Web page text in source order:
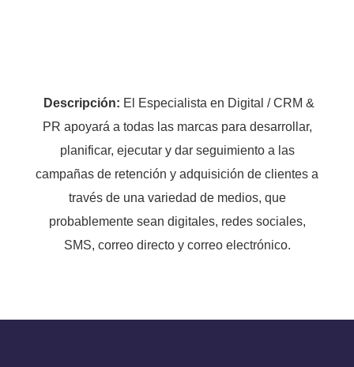
Descripción: El Especialista en Digital / CRM &
PR apoyará a todas las marcas para desarrollar,
planificar, ejecutar y dar seguimiento a las
campañas de retención y adquisición de clientes a
través de una variedad de medios, que
probablemente sean digitales, redes sociales,
SMS, correo directo y correo electrónico.